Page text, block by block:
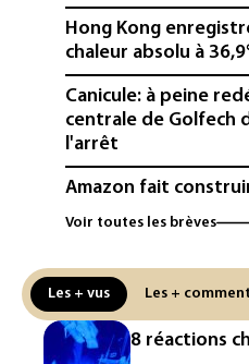
Hong Kong
chaleur absolu à
Canicule: à peine
centrale de Golfech
l'arrêt
Amazon fait
immense centrale à
L'UE demande à
renforcer la
vérification des faits
Ceuta
Voir toutes les brèves
Les + vus Les +
8 réactions